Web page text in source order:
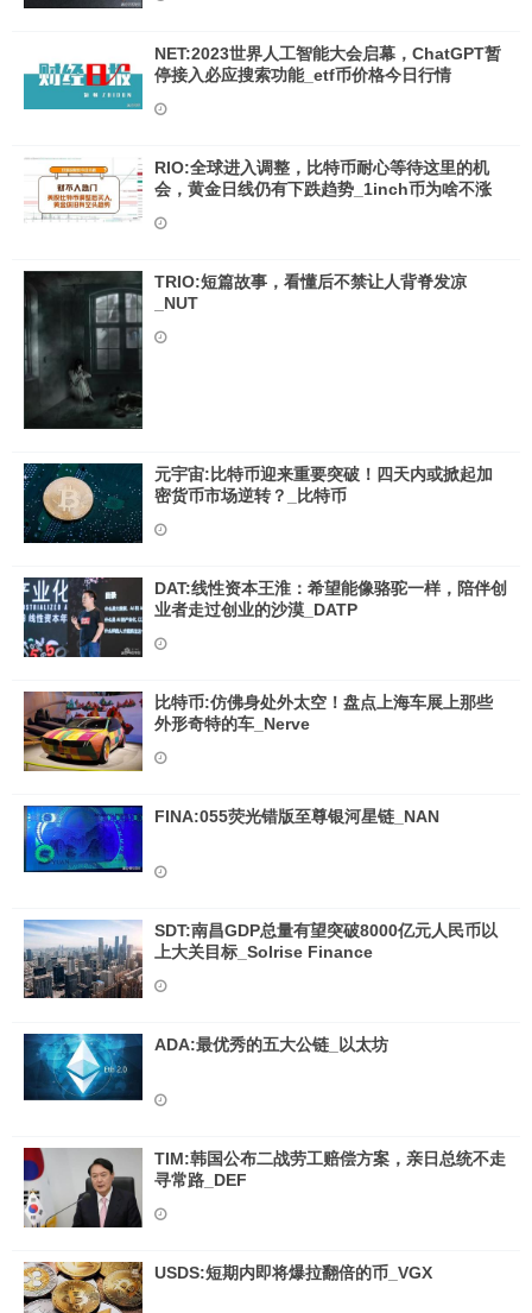
NET:2023世界人工智能大会启幕，ChatGPT暂
停接入必应搜索功能_etf币价格今日行情
RIO:全球进入调整，比特币耐心等待这里的机
会，黄金日线仍有下跌趋势_1inch币为啥不涨
TRIO:短篇故事，看懂后不禁让人背脊发凉
_NUT
元宇宙:比特币迎来重要突破！四天内或掀起加
密货币市场逆转？_比特币
DAT:线性资本王淮：希望能像骆驼一样，陪伴创
业者走过创业的沙漠_DATP
比特币:仿佛身处外太空！盘点上海车展上那些
外形奇特的车_Nerve
FINA:055荧光错版至尊银河星链_NAN
SDT:南昌GDP总量有望突破8000亿元人民币以
上大关目标_Solrise Finance
ADA:最优秀的五大公链_以太坊
TIM:韩国公布二战劳工赔偿方案，亲日总统不走
寻常路_DEF
USDS:短期内即将爆拉翻倍的币_VGX